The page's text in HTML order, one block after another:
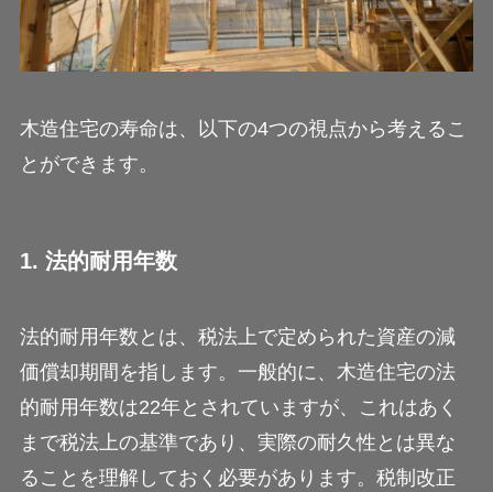
木造住宅の寿命は、以下の4つの視点から考えるこ
とができます。
1. 法的耐用年数
法的耐用年数とは、税法上で定められた資産の減
価償却期間を指します。一般的に、木造住宅の法
的耐用年数は22年とされていますが、これはあく
まで税法上の基準であり、実際の耐久性とは異な
ることを理解しておく必要があります。税制改正